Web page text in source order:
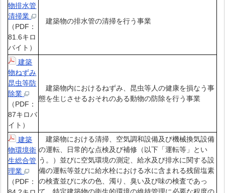
物排水管
清掃業
（PDF：
81.6キロ
バイト）
建築物の排水管の清掃を行う事業
建築
物ねずみ
昆虫等防
除業
（PDF：
87キロバ
イト）
建築物内におけるねずみ、昆虫等人の健康を損なう事
態を生じさせるおそれのある動物の防除を行う事業
建築
物環境衛
生総合管
理業
（PDF：
建築物における清掃、空気調和設備及び機械換気設備
の運転、日常的な点検及び補修（以下「運転等」とい
う。）並びに空気環境の測定、給水及び排水に関する設
備の運転等並びに給水栓における水に含まれる残留塩素
の検査並びに水の色、濁り、臭い及び味の検査であっ